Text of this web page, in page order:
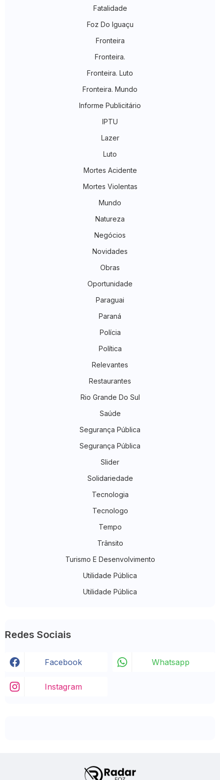
Fatalidade
Foz Do Iguaçu
Fronteira
Fronteira.
Fronteira. Luto
Fronteira. Mundo
Informe Publicitário
IPTU
Lazer
Luto
Mortes Acidente
Mortes Violentas
Mundo
Natureza
Negócios
Novidades
Obras
Oportunidade
Paraguai
Paraná
Polícia
Política
Relevantes
Restaurantes
Rio Grande Do Sul
Saúde
Segurança Pública
Segurança Pública
Slider
Solidariedade
Tecnologia
Tecnologo
Tempo
Trânsito
Turismo E Desenvolvimento
Utilidade Pública
Utilidade Pública
Redes Sociais
Facebook Whatsapp
Instagram